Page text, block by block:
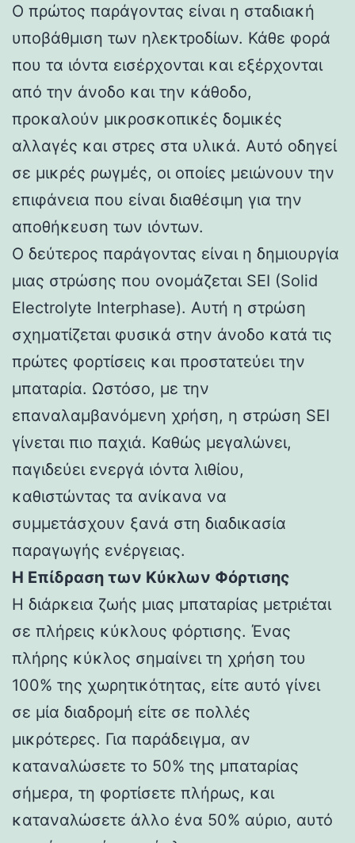
Ο πρώτος παράγοντας είναι η σταδιακή
υποβάθμιση των ηλεκτροδίων. Κάθε φορά
που τα ιόντα εισέρχονται και εξέρχονται
από την άνοδο και την κάθοδο,
προκαλούν μικροσκοπικές δομικές
αλλαγές και στρες στα υλικά. Αυτό οδηγεί
σε μικρές ρωγμές, οι οποίες μειώνουν την
επιφάνεια που είναι διαθέσιμη για την
αποθήκευση των ιόντων.
Ο δεύτερος παράγοντας είναι η δημιουργία
μιας στρώσης που ονομάζεται SEI (Solid
Electrolyte Interphase). Αυτή η στρώση
σχηματίζεται φυσικά στην άνοδο κατά τις
πρώτες φορτίσεις και προστατεύει την
μπαταρία. Ωστόσο, με την
επαναλαμβανόμενη χρήση, η στρώση SEI
γίνεται πιο παχιά. Καθώς μεγαλώνει,
παγιδεύει ενεργά ιόντα λιθίου,
καθιστώντας τα ανίκανα να
συμμετάσχουν ξανά στη διαδικασία
παραγωγής ενέργειας.
Η Επίδραση των Κύκλων Φόρτισης
Η διάρκεια ζωής μιας μπαταρίας μετριέται
σε πλήρεις κύκλους φόρτισης. Ένας
πλήρης κύκλος σημαίνει τη χρήση του
100% της χωρητικότητας, είτε αυτό γίνει
σε μία διαδρομή είτε σε πολλές
μικρότερες. Για παράδειγμα, αν
καταναλώσετε το 50% της μπαταρίας
σήμερα, τη φορτίσετε πλήρως, και
καταναλώσετε άλλο ένα 50% αύριο, αυτό